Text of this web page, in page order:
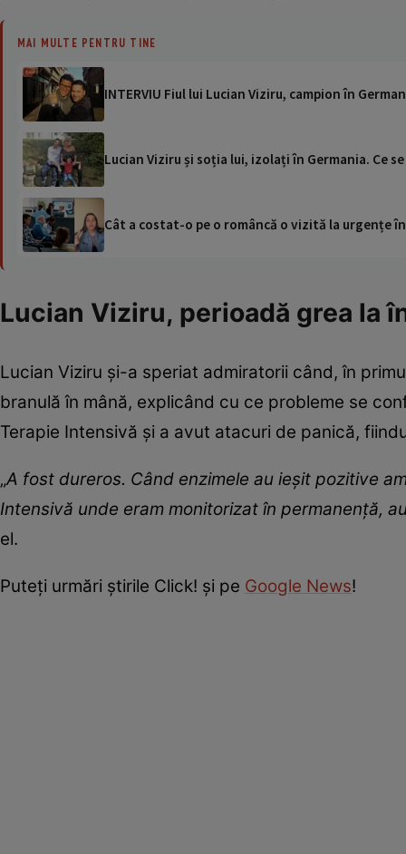
MAI MULTE PENTRU TINE
INTERVIU Fiul lui Lucian Viziru, campion în
Lucian Viziru și soția lui, izolați în Germania. Ce
Cât a costat-o pe o româncă o vizită la urgențe
Lucian Viziru, perioadă grea la
Lucian Viziru și-a speriat admiratorii când, în
branulă în mână, explicând cu ce probleme se
Terapie Intensivă și a avut atacuri de panică,
„A fost dureros. Când enzimele au ieșit pozitive
Intensivă unde eram monitorizat în permanență,
el.
Puteţi urmări ştirile Click! şi pe Google News!